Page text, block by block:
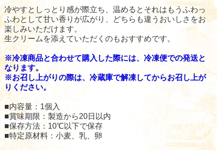
冷やすとしっとり感が際立ち、温めるとそれはもうふわっ
ふわとして甘い香りが広がり、どちらも違うおいしさをお
楽しみいただけます。
生クリームを添えていただくのもおすすめです。
※冷凍商品と合わせて購入した際には、冷凍便での発送と
なります。
※お召し上がりの際は、冷蔵庫で解凍してからお召し上が
りください。
■内容量：1個入
■賞味期限：製造から20日以内
■保存方法：10℃以下で保存
■特定原材料：小麦、乳、卵